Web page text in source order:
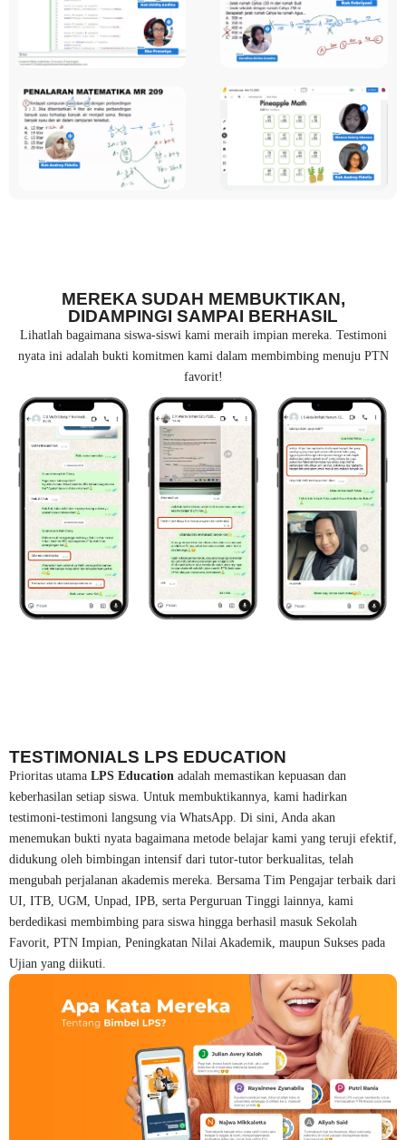
MEREKA SUDAH MEMBUKTIKAN,
DIDAMPINGI SAMPAI BERHASIL
Lihatlah bagaimana siswa-siswi kami meraih impian mereka. Testimoni
nyata ini adalah bukti komitmen kami dalam membimbing menuju PTN
favorit!
TESTIMONIALS LPS EDUCATION
Prioritas utama LPS Education adalah memastikan kepuasan dan
keberhasilan setiap siswa. Untuk membuktikannya, kami hadirkan
testimoni-testimoni langsung via WhatsApp. Di sini, Anda akan
menemukan bukti nyata bagaimana metode belajar kami yang teruji efektif,
didukung oleh bimbingan intensif dari tutor-tutor berkualitas, telah
mengubah perjalanan akademis mereka. Bersama Tim Pengajar terbaik dari
UI, ITB, UGM, Unpad, IPB, serta Perguruan Tinggi lainnya, kami
berdedikasi membimbing para siswa hingga berhasil masuk Sekolah
Favorit, PTN Impian, Peningkatan Nilai Akademik, maupun Sukses pada
Ujian yang diikuti.